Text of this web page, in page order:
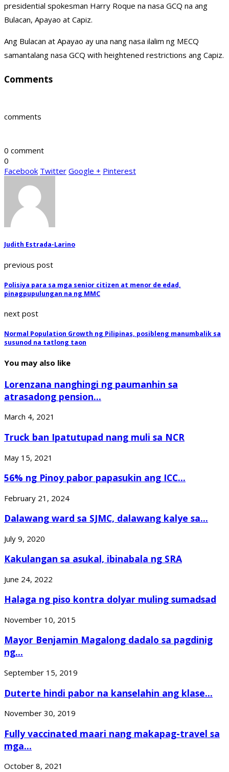
presidential spokesman Harry Roque na nasa GCQ na ang
Bulacan, Apayao at Capiz.
Ang Bulacan at Apayao ay una nang nasa ilalim ng MECQ
samantalang nasa GCQ with heightened restrictions ang Capiz.
Comments
comments
0 comment
0
Facebook Twitter Google + Pinterest
Judith Estrada-Larino
previous post
Polisiya para sa mga senior citizen at menor de edad,
pinagpupulungan na ng MMC
next post
Normal Population Growth ng Pilipinas, posibleng manumbalik sa
susunod na tatlong taon
You may also like
Lorenzana nanghingi ng paumanhin sa
atrasadong pension...
March 4, 2021
Truck ban Ipatutupad nang muli sa NCR
May 15, 2021
56% ng Pinoy pabor papasukin ang ICC...
February 21, 2024
Dalawang ward sa SJMC, dalawang kalye sa...
July 9, 2020
Kakulangan sa asukal, ibinabala ng SRA
June 24, 2022
Halaga ng piso kontra dolyar muling sumadsad
November 10, 2015
Mayor Benjamin Magalong dadalo sa pagdinig
ng...
September 15, 2019
Duterte hindi pabor na kanselahin ang klase...
November 30, 2019
Fully vaccinated maari nang makapag-travel sa
mga...
October 8, 2021